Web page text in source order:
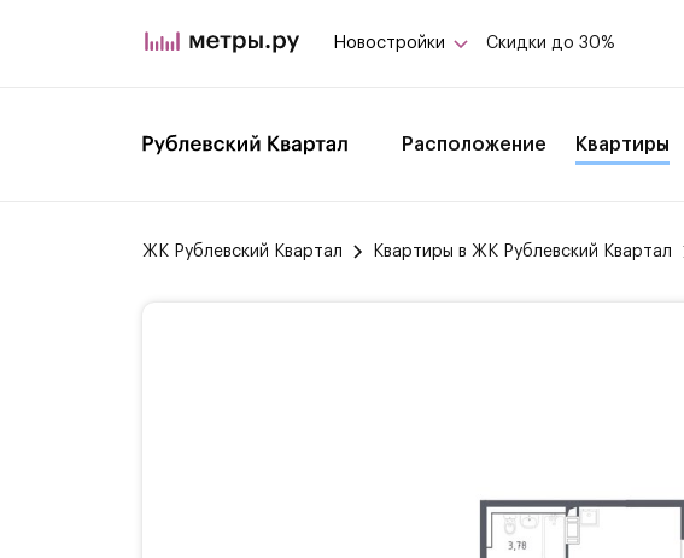
Новостройки Скидки до 30%
Расположение Квартиры
ЖК Рублевский Квартал Квартиры в ЖК Рублевский Квартал